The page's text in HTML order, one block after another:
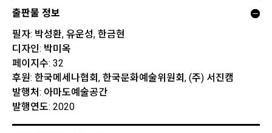
출판물 정보
필자: 박성환, 유운성, 한금현
디자인: 박미옥
페이지수: 32
후원: 한국메세나협회, 한국문화예술위원회, (주) 서진캠
발행처: 아마도예술공간
발행연도: 2020